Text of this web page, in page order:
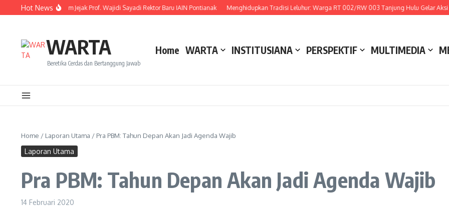
Lewati ke konten
Hot News
Dilantik! Ini Rekam Jejak Prof. Wajidi Sayadi Rektor Baru IAIN Pontianak Menghidupkan Tradisi Leluhur: Warga RT 002/RW 003 Tanjung Hulu Gelar Aksi
WARTA
Beretika Cerdas dan Bertanggung Jawab
Home WARTA INSTITUSIANA PERSPEKTIF MULTIMEDIA
Home / Laporan Utama / Pra PBM: Tahun Depan Akan Jadi Agenda Wajib
Laporan Utama
Pra PBM: Tahun Depan Akan Jadi Agenda Wajib
14 Februari 2020